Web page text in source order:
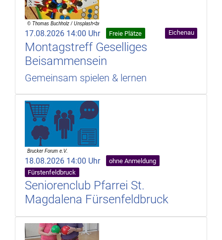
17.08.2026 14:00 Uhr Freie Plätze Eichenau
Montagstreff Geselliges
Beisammensein
Gemeinsam spielen & lernen
18.08.2026 14:00 Uhr
ohne Anmeldung
Fürstenfeldbruck
Seniorenclub Pfarrei St.
Magdalena Fürsenfeldbruck